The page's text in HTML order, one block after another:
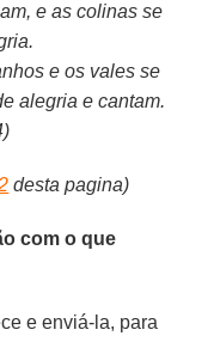
e as colinas se
e os vales se
alegria e cantam.
desta pagina)
com o que
e enviá-la, para